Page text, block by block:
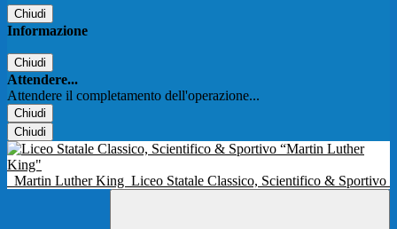
Chiudi
Informazione
Chiudi
Attendere...
Attendere il completamento dell'operazione...
Chiudi
Chiudi
Martin Luther King Liceo Statale Classico, Scientifico & Sportivo